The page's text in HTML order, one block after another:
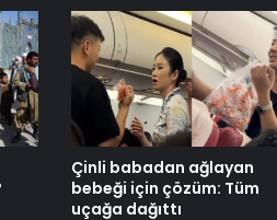
Çinli babadan ağlayan
bebeği için çözüm: Tüm
uçağa dağıttı